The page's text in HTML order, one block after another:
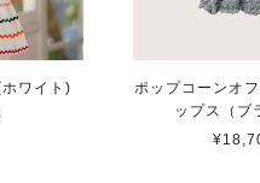
ワイト)
ポップコーンオ
ップス（ブ